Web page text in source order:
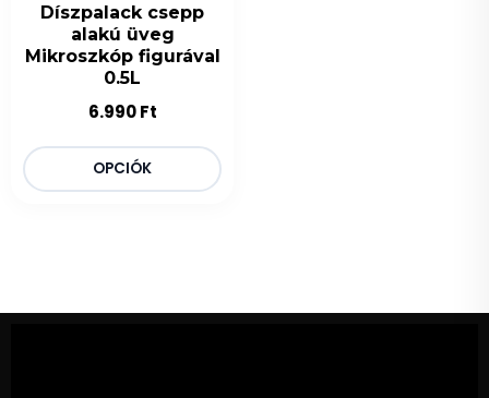
Díszpalack csepp
alakú üveg
Mikroszkóp figurával
0.5L
6.990Ft
OPCIÓK